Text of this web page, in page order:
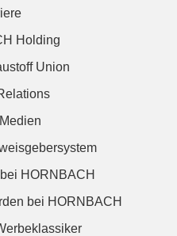
Holding
Union
HORNBACH
bei HORNBACH